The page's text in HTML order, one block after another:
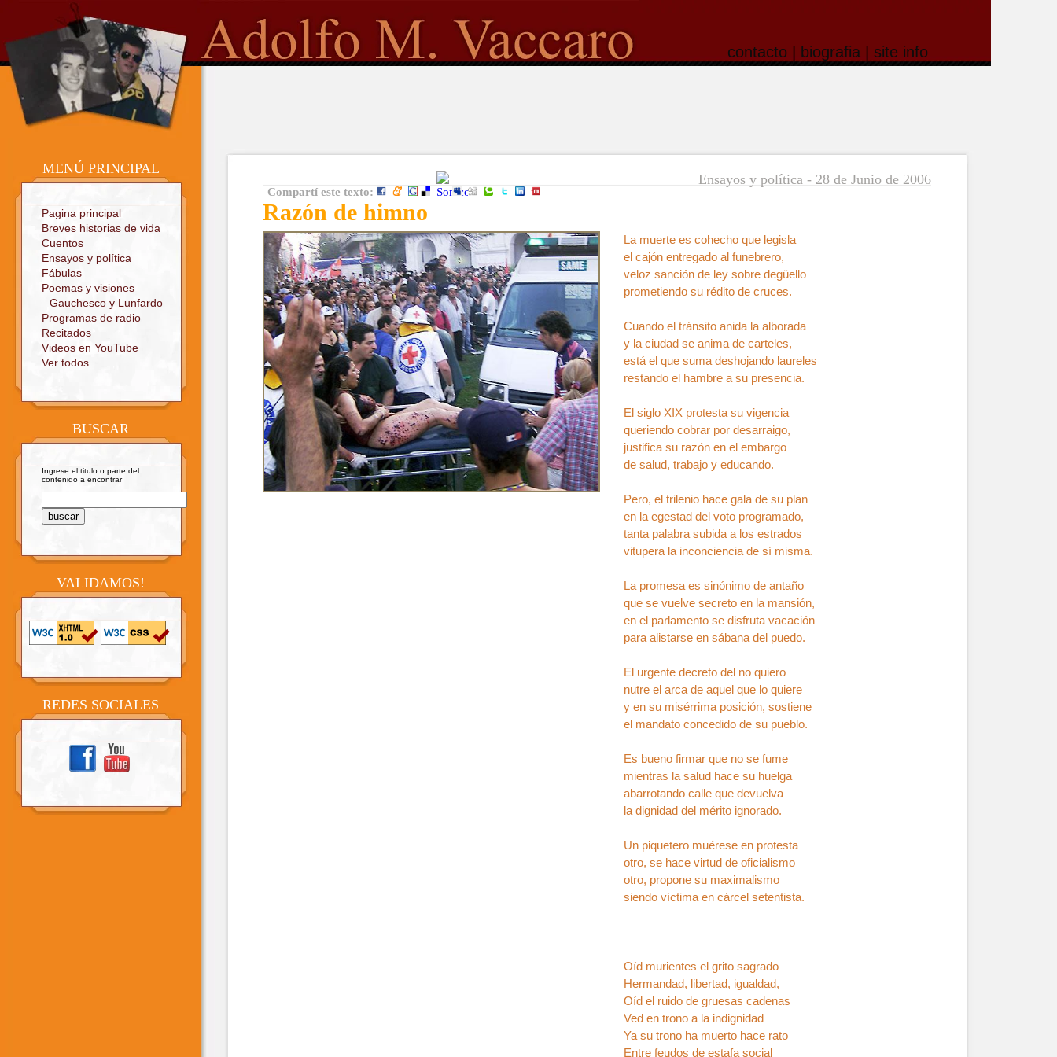
Sitio oficial
contacto biografia site info
MENÚ PRINCIPAL
Pagina principal
Breves historias de vida
Cuentos
Ensayos y política
Fábulas
Poemas y visiones
Gauchesco y Lunfardo
Programas de radio
Recitados
Videos en YouTube
Ver todos
BUSCAR
Ingrese el titulo o parte del
contenido a encontrar
VALIDAMOS!
REDES SOCIALES
Compartí este texto:
Ensayos y política - 28 de Junio de 2006
Razón de himno
La muerte es cohecho que legisla
el cajón entregado al funebrero,
veloz sanción de ley sobre degüello
prometiendo su rédito de cruces.
Cuando el tránsito anida la alborada
y la ciudad se anima de carteles,
está el que suma deshojando laureles
restando el hambre a su presencia.
El siglo XIX protesta su vigencia
queriendo cobrar por desarraigo,
justifica su razón en el embargo
de salud, trabajo y educando.
Pero, el trilenio hace gala de su plan
en la egestad del voto programado,
tanta palabra subida a los estrados
vitupera la inconciencia de sí misma.
La promesa es sinónimo de antaño
que se vuelve secreto en la mansión,
en el parlamento se disfruta vacación
para alistarse en sábana del puedo.
El urgente decreto del no quiero
nutre el arca de aquel que lo quiere
y en su misérrima posición, sostiene
el mandato concedido de su pueblo.
Es bueno firmar que no se fume
mientras la salud hace su huelga
abarrotando calle que devuelva
la dignidad del mérito ignorado.
Un piquetero muérese en protesta
otro, se hace virtud de oficialismo
otro, propone su maximalismo
siendo víctima en cárcel setentista.
Oíd murientes el grito sagrado
Hermandad, libertad, igualdad,
Oíd el ruido de gruesas cadenas
Ved en trono a la indignidad
Ya su trono ha muerto hace rato
Entre feudos de estafa social